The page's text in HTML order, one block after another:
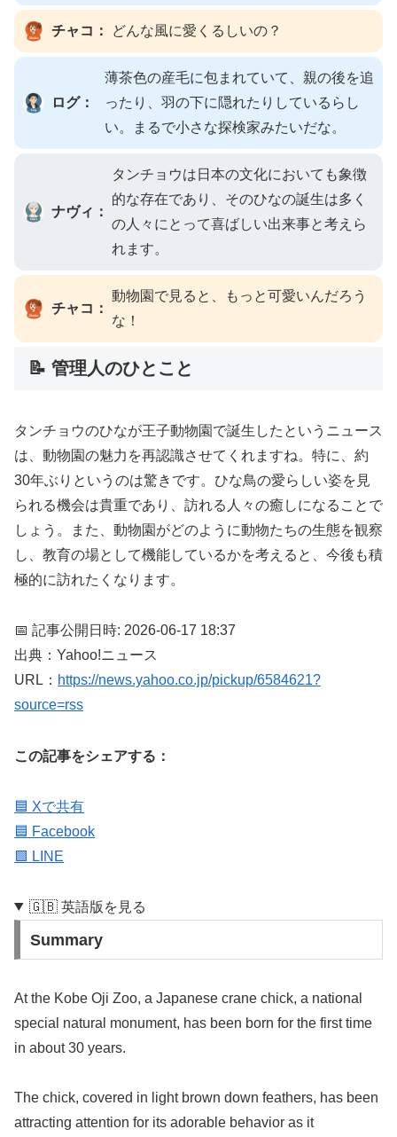
チャコ： どんな風に愛くるしいの？
ログ：
薄茶色の産毛に包まれていて、親の後を追
ったり、羽の下に隠れたりしているらし
い。まるで小さな探検家みたいだな。
ナヴィ：
タンチョウは日本の文化においても象徴
的な存在であり、そのひなの誕生は多く
の人々にとって喜ばしい出来事と考えら
れます。
チャコ：
動物園で見ると、もっと可愛いんだろう
な！
📝 管理人のひとこと
タンチョウのひなが王子動物園で誕生したというニュース
は、動物園の魅力を再認識させてくれますね。特に、約
30年ぶりというのは驚きです。ひな鳥の愛らしい姿を見
られる機会は貴重であり、訪れる人々の癒しになることで
しょう。また、動物園がどのように動物たちの生態を観察
し、教育の場として機能しているかを考えると、今後も積
極的に訪れたくなります。
📅 記事公開日時: 2026-06-17 18:37
出典：Yahoo!ニュース
URL： https://news.yahoo.co.jp/pickup/6584621?
source=rss
この記事をシェアする：
🟦 Xで共有
🟦 Facebook
🟩 LINE
🇬🇧 英語版を見る
Summary
At the Kobe Oji Zoo, a Japanese crane chick, a national
special natural monument, has been born for the first time
in about 30 years.
The chick, covered in light brown down feathers, has been
attracting attention for its adorable behavior as it